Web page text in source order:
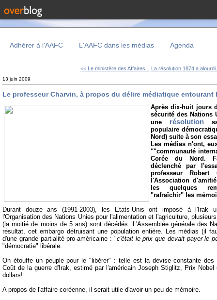
Adhérer à l'AAFC L'AAFC dans les médias Agenda
<< Le ministère des Affaires... La résolution 1874 a
13 juin 2009
Le professeur Charvin, à propos du délire médiatique entourant
Après dix-huit jours
sécurité des Nations
une résolution
populaire
Nord) suite à son
Les médias n'ont,
""communauté
Corée du Nord.
déclenché par
professeur Robert
l'Association
les quelques
"rafraîchir" les
Durant douze ans (1991-2003), les Etats-Unis ont imposé à l'Irak
l'Organisation des Nations Unies pour l'alimentation et l'agriculture,
(la moitié de moins de 5 ans) sont décédés. L'Assemblée générale des
résultat, cet embargo détruisant une population entière. Les médias (il
d'une grande partialité pro-américaine : "c'était le prix que devait payer le
"démocratie" libérale.
On étouffe un peuple pour le "libérer" : telle est la devise constante des
Coût de la guerre d'Irak, estimé par l'américain Joseph Stiglitz, Prix
dollars!
A propos de l'affaire coréenne, il serait utile d'avoir un peu de mémoire.